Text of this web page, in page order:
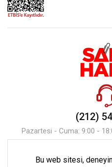
(212)
Pazartesi - Cuma: 9:00 -
Mesaj
Bu web sitesi,